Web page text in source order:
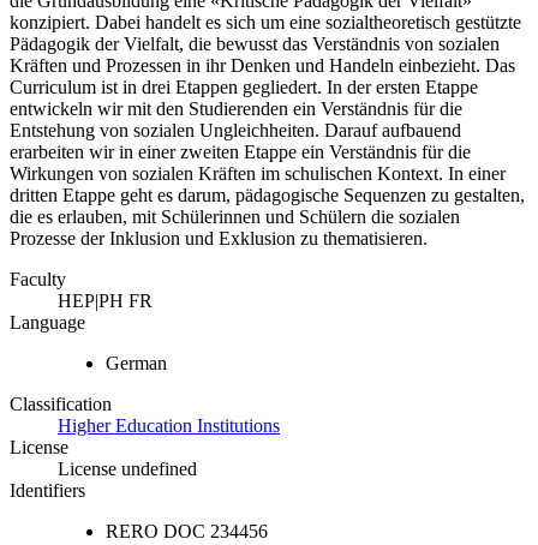
konzipiert. Dabei handelt es sich um eine sozialtheoretisch gestützte
Pädagogik der Vielfalt, die bewusst das Verständnis von sozialen
Kräften und Prozessen in ihr Denken und Handeln einbezieht. Das
Curriculum ist in drei Etappen gegliedert. In der ersten Etappe
entwickeln wir mit den Studierenden ein Verständnis für die
Entstehung von sozialen Ungleichheiten. Darauf aufbauend
erarbeiten wir in einer zweiten Etappe ein Verständnis für die
Wirkungen von sozialen Kräften im schulischen Kontext. In einer
dritten Etappe geht es darum, pädagogische Sequenzen zu gestalten,
die es erlauben, mit Schülerinnen und Schülern die sozialen
Prozesse der Inklusion und Exklusion zu thematisieren.
Faculty
HEP|PH FR
Language
German
Classification
Higher Education Institutions
License
License undefined
Identifiers
RERO DOC 234456